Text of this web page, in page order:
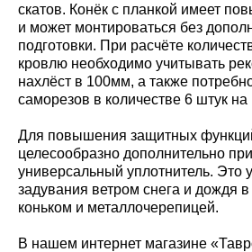
скатов. Конёк с планкой имеет
и может монтироваться без
подготовки. При расчёте
кровлю необходимо учитывать
нахлёст в 100мм, а также
саморезов в количестве 6 штук на
Для повышения защитных
целесообразно дополнительно
универсальный уплотнитель. Это
задувания ветром снега и дождя
коньком и металлочерепицей.
В нашем интернет магазине